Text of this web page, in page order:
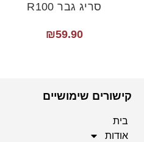
סריג גבר R100
₪59.90
קישורים שימושיים
בית
אודות